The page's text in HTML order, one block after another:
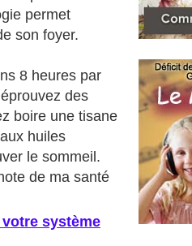
permet
son foyer.
8 heures par
des
boire une tisane
huiles
le sommeil.
de ma santé
système